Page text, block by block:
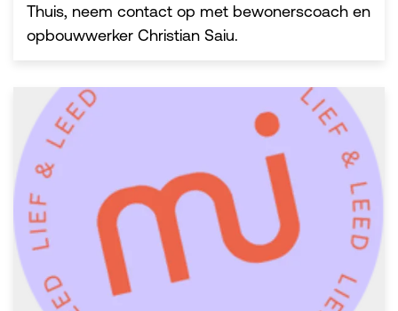
Thuis, neem contact op met bewonerscoach en
opbouwwerker Christian Saiu.